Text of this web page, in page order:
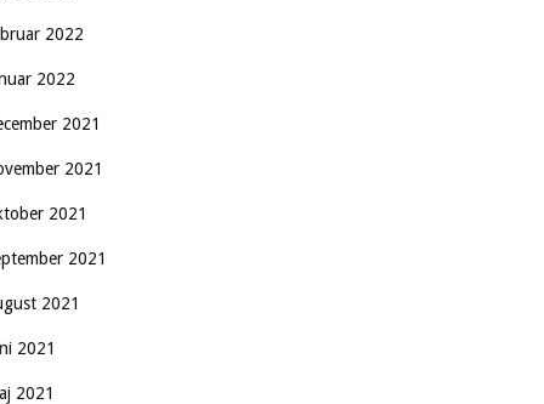
2022
2022
2021
2021
2021
2021
2021
2021
2021